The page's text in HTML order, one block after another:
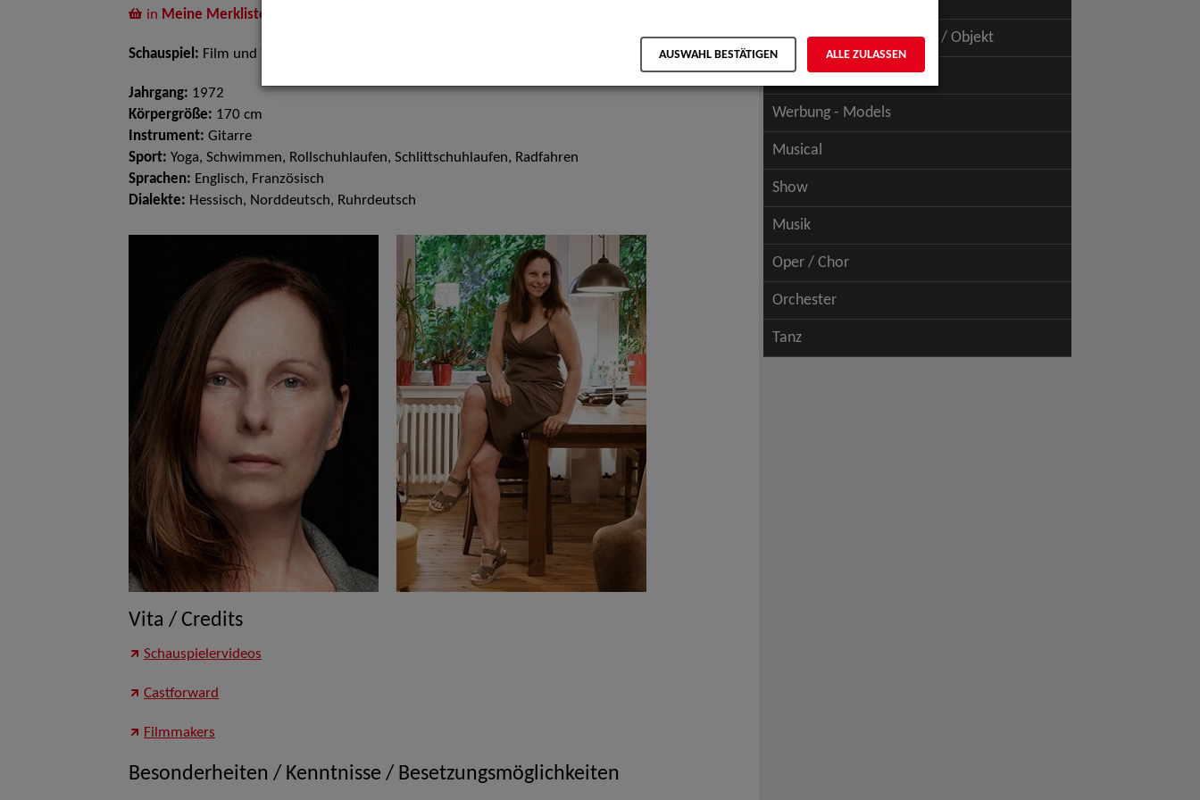
in Meine Merkliste
Schauspiel: Film und TV
Jahrgang: 1972
Körpergröße: 170 cm
Instrument: Gitarre
Sport: Yoga, Schwimmen, Rollschuhlaufen, Schlittschuhlaufen, Radfahren
Sprachen: Englisch, Französisch
Dialekte: Hessisch, Norddeutsch, Ruhrdeutsch
Vita / Credits
Schauspielervideos
Castforward
Filmmakers
Besonderheiten / Kenntnisse / Besetzungsmöglichkeiten
Schauspiel - Figur / Puppe / Objekt
Werbung - Talents
Werbung - Models
Musical
Show
Musik
Oper / Chor
Orchester
Tanz
AUSWAHL BESTÄTIGEN ALLE ZULASSEN